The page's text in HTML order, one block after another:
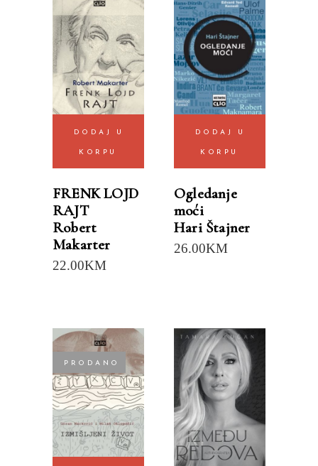
DODAJ U
KORPU
FRENK LOJD
RAJT
Robert
Makarter
22.00KM
DODAJ U
KORPU
Ogledanje
moći
Hari Štajner
26.00KM
PRODANO